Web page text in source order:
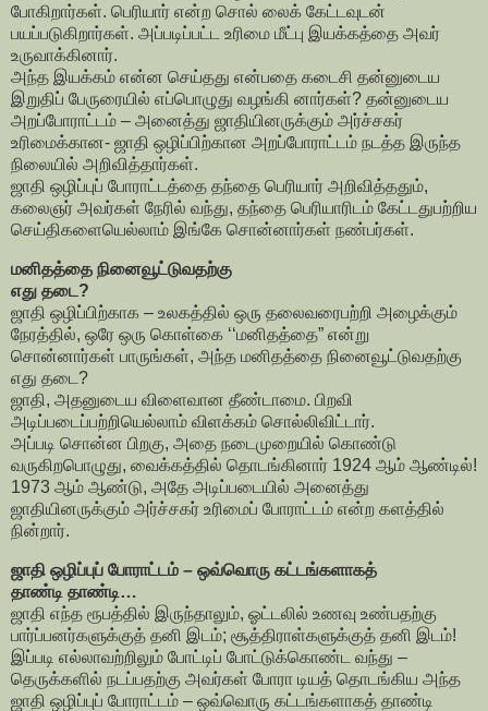
போகிறார்கள். பெரியார் என்ற சொல் லைக் கேட்டவுடன்
பயப்படுகிறார்கள். அப்படிப்பட்ட உரிமை மீட்பு இயக்கத்தை அவர்
உருவாக்கினார்.
அந்த இயக்கம் என்ன செய்தது என்பதை கடைசி தன்னுடைய
இறுதிப் பேருரையில் எப்பொழுது வழங்கி னார்கள்? தன்னுடைய
அறப்போராட்டம் – அனைத்து ஜாதியினருக்கும் அர்ச்சகர்
உரிமைக்கான- ஜாதி ஒழிப்பிற்கான அறப்போராட்டம் நடத்த இருந்த
நிலையில் அறிவித்தார்கள்.
ஜாதி ஒழிப்புப் போராட்டத்தை தந்தை பெரியார் அறிவித்ததும்,
கலைஞர் அவர்கள் நேரில் வந்து, தந்தை பெரியாரிடம் கேட்டதுபற்றிய
செய்திகளையெல்லாம் இங்கே சொன்னார்கள் நண்பர்கள்.
மனிதத்தை நினைவூட்டுவதற்கு
எது தடை?
ஜாதி ஒழிப்பிற்காக – உலகத்தில் ஒரு தலைவரைபற்றி அழைக்கும்
நேரத்தில், ஒரே ஒரு கொள்கை ‘‘மனிதத்தை” என்று
சொன்னார்கள் பாருங்கள், அந்த மனிதத்தை நினைவூட்டுவதற்கு
எது தடை?
ஜாதி, அதனுடைய விளைவான தீண்டாமை. பிறவி
அடிப்படைப்பற்றியெல்லாம் விளக்கம் சொல்லிவிட்டார்.
அப்படி சொன்ன பிறகு, அதை நடைமுறையில் கொண்டு
வருகிறபொழுது, வைக்கத்தில் தொடங்கினார் 1924 ஆம் ஆண்டில்!
1973 ஆம் ஆண்டு, அதே அடிப்படையில் அனைத்து
ஜாதியினருக்கும் அர்ச்சகர் உரிமைப் போராட்டம் என்ற களத்தில்
நின்றார்.
ஜாதி ஒழிப்புப் போராட்டம் – ஒவ்வொரு கட்டங்களாகத்
தாண்டி தாண்டி…
ஜாதி எந்த ரூபத்தில் இருந்தாலும், ஓட்டலில் உணவு உண்பதற்கு
பார்ப்பனர்களுக்குத் தனி இடம்; சூத்திராள்களுக்குத் தனி இடம்!
இப்படி எல்லாவற்றிலும் போட்டிப் போட்டுக்கொண்ட வந்து –
தெருக்களில் நடப்பதற்கு அவர்கள் போரா டியத் தொடங்கிய அந்த
ஜாதி ஒழிப்புப் போராட்டம் – ஒவ்வொரு கட்டங்களாகத் தாண்டி